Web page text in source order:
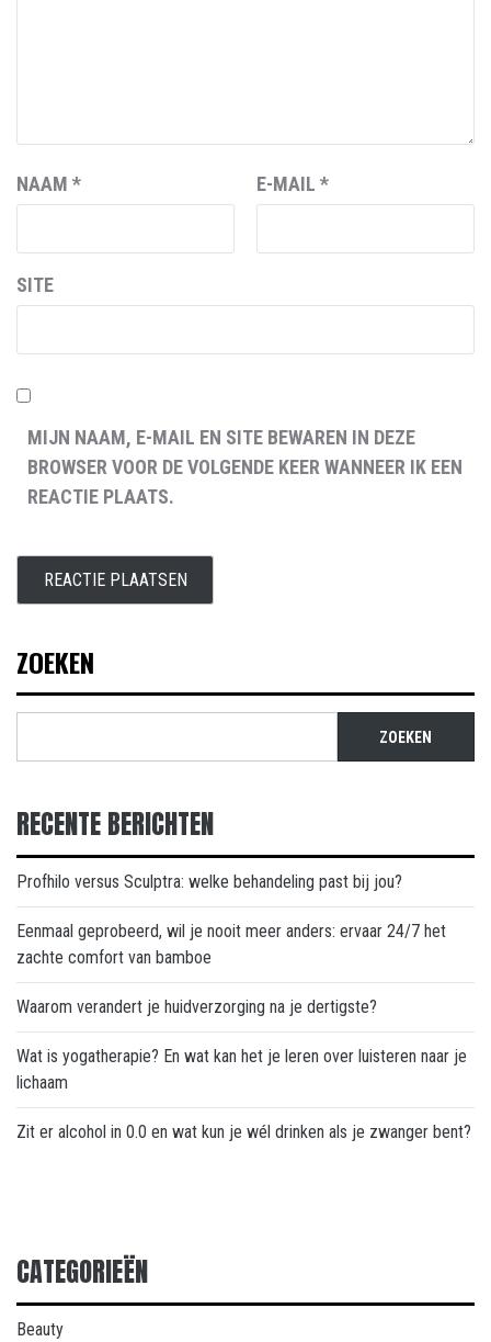
NAAM * E-MAIL *
SITE
MIJN NAAM, E-MAIL EN SITE BEWAREN IN DEZE
BROWSER VOOR DE VOLGENDE KEER WANNEER IK EEN
REACTIE PLAATS.
ZOEKEN
ZOEKEN
RECENTE BERICHTEN
Profhilo versus Sculptra: welke behandeling past bij jou?
Eenmaal geprobeerd, wil je nooit meer anders: ervaar 24/7 het
zachte comfort van bamboe
Waarom verandert je huidverzorging na je dertigste?
Wat is yogatherapie? En wat kan het je leren over luisteren naar je
lichaam
Zit er alcohol in 0.0 en wat kun je wél drinken als je zwanger bent?
CATEGORIEËN
Beauty